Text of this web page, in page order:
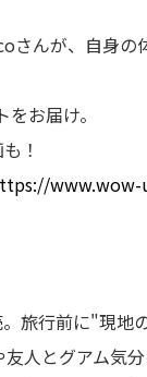
さんが、自身の
お届け。
！
www.wow-
旅行前に"現地
人とグアム気分